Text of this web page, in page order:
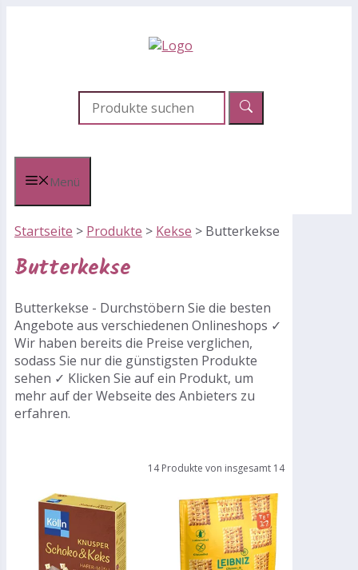
Menü
Startseite > Produkte > Kekse > Butterkekse
Butterkekse
Butterkekse - Durchstöbern Sie die besten
Angebote aus verschiedenen Onlineshops ✓
Wir haben bereits die Preise verglichen,
sodass Sie nur die günstigsten Produkte
sehen ✓ Klicken Sie auf ein Produkt, um
mehr auf der Webseite des Anbieters zu
erfahren.
14 Produkte von insgesamt 14